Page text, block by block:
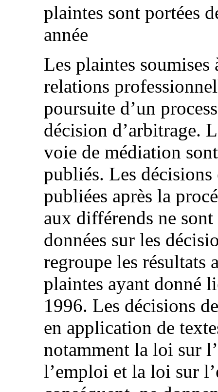
plaintes sont portées
année
Les plaintes
relations
poursuite d’un
décision d’arbitrage.
voie de médiation
publiés. Les décisions
publiées après la
aux différends ne
données sur les
regroupe les résultats
plaintes ayant donné
1996. Les décisions
en application de
notamment la loi sur
l’emploi et la loi sur